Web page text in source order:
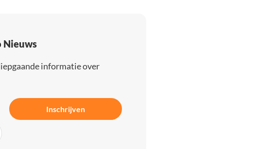
Nieuws
informatie over
Inschrijven